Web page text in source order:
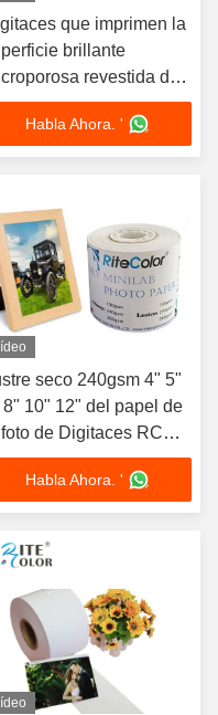
que imprimen la
brillante
revestida de
del papel A3 de la
de Minilab de la
mate del papel
Habla Ahora. '
seco 240gsm 4" 5"
8" 10" 12" del papel de
foto de Digitaces RC
del chorro de tinta
Habla Ahora. '